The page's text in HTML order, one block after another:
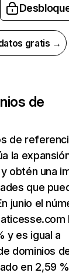
gratis →
de
de
la
obtén una
que
junio el
y es igual a
dominios
en 2,59